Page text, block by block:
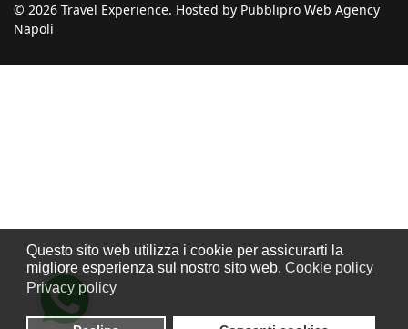
Questo sito web utilizza i cookie per assicurarti la
migliore esperienza sul nostro sito web. Cookie policy
Privacy policy
© 2026 Travel Experience. Hosted by Pubblipro Web Agency
Napoli